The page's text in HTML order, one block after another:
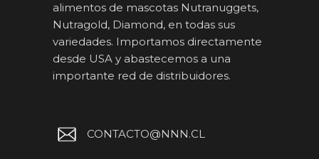
alimentos de mascotas Nutranuggets,
Nutragold, Diamond, en todas sus
variedades. Importamos directamente
desde USA y abastecemos a una
importante red de distribuidores.
CONTACTO@NNN.CL